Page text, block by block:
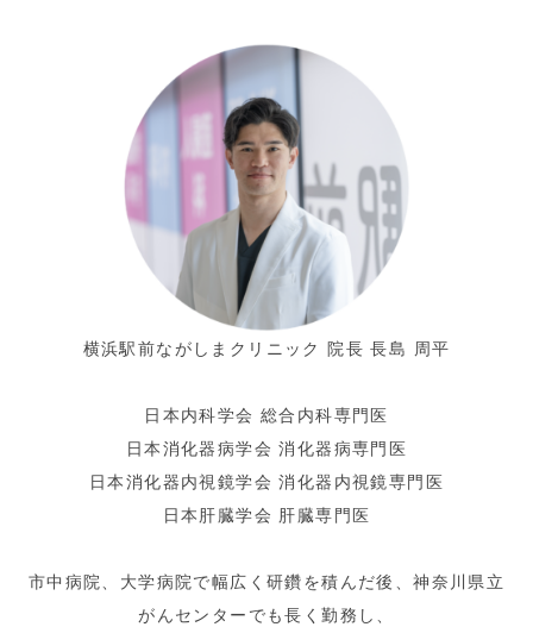
横浜駅前ながしまクリニック 院長 長島 周平
日本内科学会 総合内科専門医
日本消化器病学会 消化器病専門医
日本消化器内視鏡学会 消化器内視鏡専門医
日本肝臓学会 肝臓専門医
市中病院、大学病院で幅広く研鑽を積 んだ後、神奈川県立
がんセンターでも長く勤務し、